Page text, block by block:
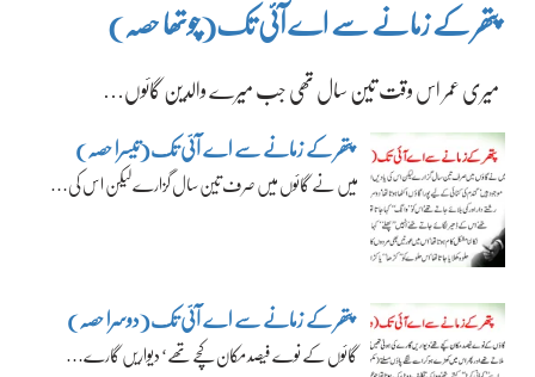
پتھر کے زمانے سے اے آئی تک(چوتھا حصہ)
میری عمر اس وقت تین سال تھی جب میرے والدین گائوں…
پتھر کے زمانے سے اے آئی تک(تیسرا حصہ)
میں نے گائوں میں صرف تین سال گزارے لیکن اس کی…
پتھر کے زمانے سے اے آئی تک(دوسرا حصہ)
گائوں کے نوے فیصد مکان کچے تھے‘ دیواریں گارے…